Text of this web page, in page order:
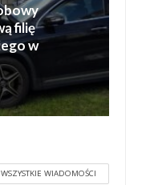
filię
w
WIADOMOŚCI